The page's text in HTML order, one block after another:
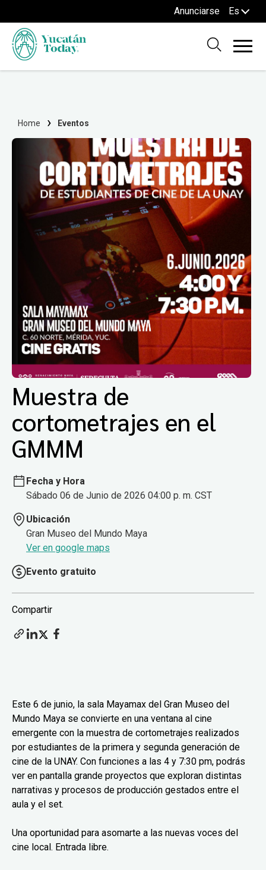
Anunciarse Es
Home Eventos
Muestra de
cortometrajes en el
GMMM
Fecha y Hora
Sábado 06 de Junio de 2026 04:00 p. m. CST
Ubicación
Gran Museo del Mundo Maya
Ver en google maps
Evento gratuito
Compartir
Este 6 de junio, la sala Mayamax del Gran Museo del
Mundo Maya se convierte en una ventana al cine
emergente con la muestra de cortometrajes realizados
por estudiantes de la primera y segunda generación de
cine de la UNAY. Con funciones a las 4 y 7:30 pm, podrás
ver en pantalla grande proyectos que exploran distintas
narrativas y procesos de producción gestados entre el
aula y el set.
Una oportunidad para asomarte a las nuevas voces del
cine local. Entrada libre.